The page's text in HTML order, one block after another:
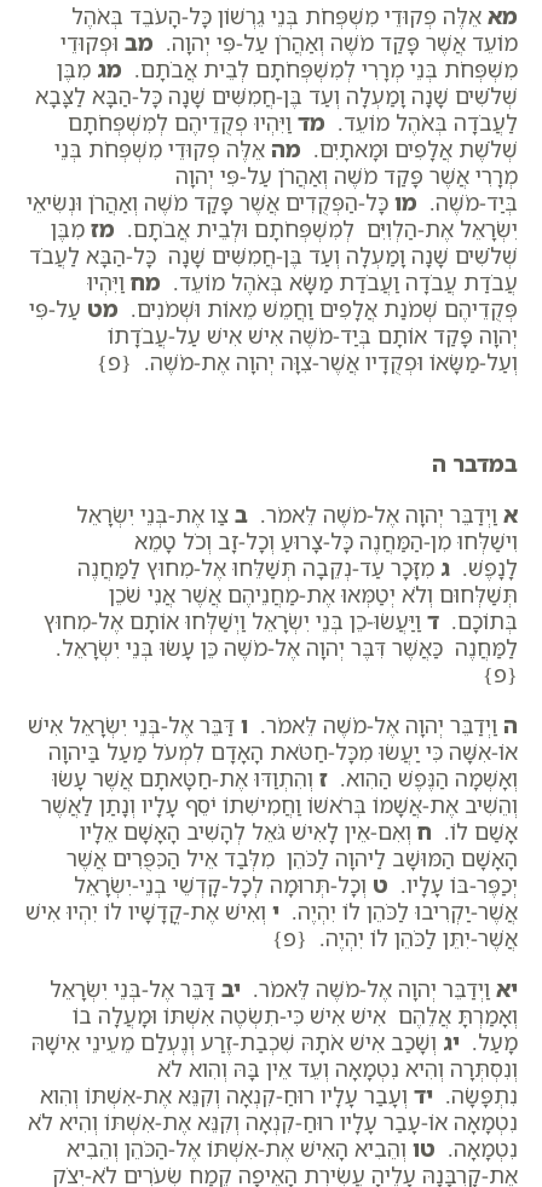
מא אֵלֶּה פְקוּדֵי מִשְׁפְּחֹת בְּנֵי גֵרְשׁוֹן כָּל-הָעֹבֵד בְּאֹהֶל
מוֹעֵד אֲשֶׁר פָּקַד מֹשֶׁה וְאַהֲרֹן עַל-פִּי יְהוָה. מב וּפְקוּדֵי
מִשְׁפְּחֹת בְּנֵי מְרָרִי לְמִשְׁפְּחֹתָם לְבֵית אֲבֹתָם. מג מִבֶּן
שְׁלֹשִׁים שָׁנָה וָמַעְלָה וְעַד בֶּן-חֲמִשִּׁים שָׁנָה כָּל-הַבָּא לַצָּבָא
לַעֲבֹדָה בְּאֹהֶל מוֹעֵד. מד וַיִּהְיוּ פְקֻדֵיהֶם לְמִשְׁפְּחֹתָם
שְׁלֹשֶׁת אֲלָפִים וּמָאתָיִם. מה אֵלֶּה פְקוּדֵי מִשְׁפְּחֹת בְּנֵי
מְרָרִי אֲשֶׁר פָּקַד מֹשֶׁה וְאַהֲרֹן עַל-פִּי יְהוָה
בְּיַד-מֹשֶׁה. מו כָּל-הַפְּקֻדִים אֲשֶׁר פָּקַד מֹשֶׁה וְאַהֲרֹן וּנְשִׂיאֵי
יִשְׂרָאֵל אֶת-הַלְוִיִּם לְמִשְׁפְּחֹתָם וּלְבֵית אֲבֹתָם. מז מִבֶּן
שְׁלֹשִׁים שָׁנָה וָמַעְלָה וְעַד בֶּן-חֲמִשִּׁים שָׁנָה כָּל-הַבָּא לַעֲבֹד
עֲבֹדַת עֲבֹדָה וַעֲבֹדַת מַשָּׂא בְּאֹהֶל מוֹעֵד. מח וַיִּהְיוּ
פְּקֻדֵיהֶם שְׁמֹנַת אֲלָפִים וַחֲמֵשׁ מֵאוֹת וּשְׁמֹנִים. מט עַל-פִּי
יְהוָה פָּקַד אוֹתָם בְּיַד-מֹשֶׁה אִישׁ אִישׁ עַל-עֲבֹדָתוֹ
וְעַל-מַשָּׂאוֹ וּפְקֻדָיו אֲשֶׁר-צִוָּה יְהוָה אֶת-מֹשֶׁה. {פ}
במדבר ה
א וַיְדַבֵּר יְהוָה אֶל-מֹשֶׁה לֵּאמֹר. ב צַו אֶת-בְּנֵי יִשְׂרָאֵל
וִישַׁלְּחוּ מִן-הַמַּחֲנֶה כָּל-צָרוּעַ וְכָל-זָב וְכֹל טָמֵא
לָנָפֶשׁ. ג מִזָּכָר עַד-נְקֵבָה תְּשַׁלֵּחוּ אֶל-מִחוּץ לַמַּחֲנֶה
תְּשַׁלְּחוּם וְלֹא יְטַמְּאוּ אֶת-מַחֲנֵיהֶם אֲשֶׁר אֲנִי שֹׁכֵן
בְּתוֹכָם. ד וַיַּעֲשׂוּ-כֵן בְּנֵי יִשְׂרָאֵל וַיְשַׁלְּחוּ אוֹתָם אֶל-מִחוּץ
לַמַּחֲנֶה כַּאֲשֶׁר דִּבֶּר יְהוָה אֶל-מֹשֶׁה כֵּן עָשׂוּ בְּנֵי יִשְׂרָאֵל.
{פ}
ה וַיְדַבֵּר יְהוָה אֶל-מֹשֶׁה לֵּאמֹר. ו דַּבֵּר אֶל-בְּנֵי יִשְׂרָאֵל אִישׁ
אוֹ-אִשָּׁה כִּי יַעֲשׂוּ מִכָּל-חַטֹּאת הָאָדָם לִמְעֹל מַעַל בַּיהוָה
וְאָשְׁמָה הַנֶּפֶשׁ הַהִוא. ז וְהִתְוַדּוּ אֶת-חַטָּאתָם אֲשֶׁר עָשׂוּ
וְהֵשִׁיב אֶת-אֲשָׁמוֹ בְּרֹאשׁוֹ וַחֲמִישִׁתוֹ יֹסֵף עָלָיו וְנָתַן לַאֲשֶׁר
אָשַׁם לוֹ. ח וְאִם-אֵין לָאִישׁ גֹּאֵל לְהָשִׁיב הָאָשָׁם אֵלָיו
הָאָשָׁם הַמּוּשָׁב לַיהוָה לַכֹּהֵן מִלְּבַד אֵיל הַכִּפֻּרִים אֲשֶׁר
יְכַפֶּר-בּוֹ עָלָיו. ט וְכָל-תְּרוּמָה לְכָל-קָדְשֵׁי בְנֵי-יִשְׂרָאֵל
אֲשֶׁר-יַקְרִיבוּ לַכֹּהֵן לוֹ יִהְיֶה. י וְאִישׁ אֶת-קֳדָשָׁיו לוֹ יִהְיוּ אִישׁ
אֲשֶׁר-יִתֵּן לַכֹּהֵן לוֹ יִהְיֶה. {פ}
יא וַיְדַבֵּר יְהוָה אֶל-מֹשֶׁה לֵּאמֹר. יב דַּבֵּר אֶל-בְּנֵי יִשְׂרָאֵל
וְאָמַרְתָּ אֲלֵהֶם אִישׁ אִישׁ כִּי-תִשְׂטֶה אִשְׁתּוֹ וּמָעֲלָה בוֹ
מָעַל. יג וְשָׁכַב אִישׁ אֹתָהּ שִׁכְבַת-זֶרַע וְנֶעְלַם מֵעֵינֵי אִישָׁהּ
וְנִסְתְּרָה וְהִיא נִטְמָאָה וְעֵד אֵין בָּהּ וְהִוא לֹא
נִתְפָּשָׂה. יד וְעָבַר עָלָיו רוּחַ-קִנְאָה וְקִנֵּא אֶת-אִשְׁתּוֹ וְהִוא
נִטְמָאָה אוֹ-עָבַר עָלָיו רוּחַ-קִנְאָה וְקִנֵּא אֶת-אִשְׁתּוֹ וְהִיא לֹא
נִטְמָאָה. טו וְהֵבִיא הָאִישׁ אֶת-אִשְׁתּוֹ אֶל-הַכֹּהֵן וְהֵבִיא
אֶת-קָרְבָּנָהּ עָלֶיהָ עֲשִׂירִת הָאֵיפָה קֶמַח שְׂעֹרִים לֹא-יִצֹק